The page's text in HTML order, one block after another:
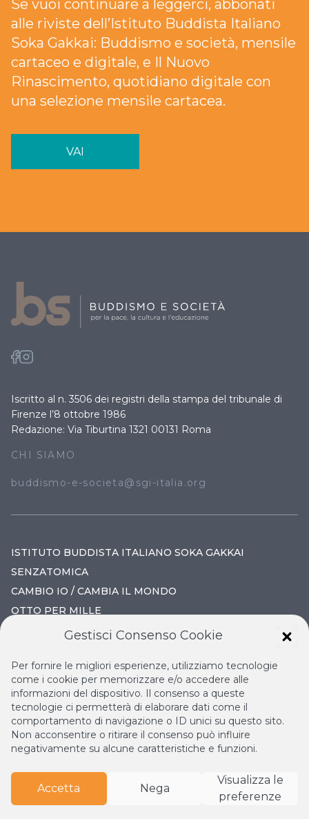
Se vuoi continuare a leggerci, abbonati
alle riviste dell’Istituto Buddista Italiano
Soka Gakkai: Buddismo e società, mensile
cartaceo e digitale, e Il Nuovo
Rinascimento, quotidiano digitale con
una selezione mensile cartacea.
VAI
Iscritto al n. 3506 dei registri della stampa del tribunale di
Firenze l’8 ottobre 1986
Redazione: Via Tiburtina 1321 00131 Roma
CHI SIAMO
buddismo-e-societa@sgi-italia.org
ISTITUTO BUDDISTA ITALIANO SOKA GAKKAI
SENZATOMICA
CAMBIO IO / CAMBIA IL MONDO
OTTO PER MILLE
IL VOLO CONTINUO
LA BIBLIOTECA DI NICHIREN
ESPERIA
Istituto Buddista Italiano Soka Gakkai.
Gestisci Consenso Cookie
Per fornire le migliori esperienze, utilizziamo tecnologie
come i cookie per memorizzare e/o accedere alle
informazioni del dispositivo. Il consenso a queste
tecnologie ci permetterà di elaborare dati come il
comportamento di navigazione o ID unici su questo sito.
Non acconsentire o ritirare il consenso può influire
negativamente su alcune caratteristiche e funzioni.
Accetta Nega
Visualizza le
preferenze